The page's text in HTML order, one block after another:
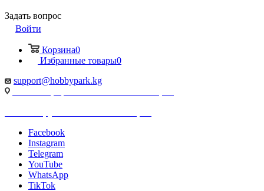
Задать вопрос
Войти
Корзина0
Избранные товары0
support@hobbypark.kg
Facebook
Instagram
Telegram
YouTube
WhatsApp
TikTok